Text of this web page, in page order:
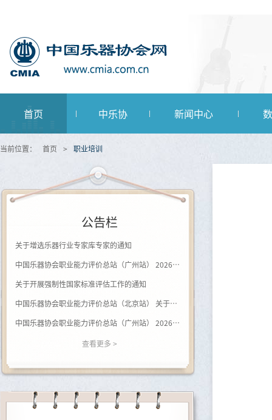
首页 中乐协 新闻中心
当前位置： 首页 > 职业培训
公告栏
关于增选乐器行业专家库专家的通知
中国乐器协会职业能力评价总站（广州站） 2026年第一批《钢琴及键盘乐器制作工》登记评价通知
关于开展强制性国家标准评估工作的通知
中国乐器协会职业能力评价总站（北京站） 关于开展（黑河学院）钢琴调律师职业等级评价的通知
中国乐器协会职业能力评价总站（广州站） 2026年广西站钢琴调律师等级评价通知
查看更多 >